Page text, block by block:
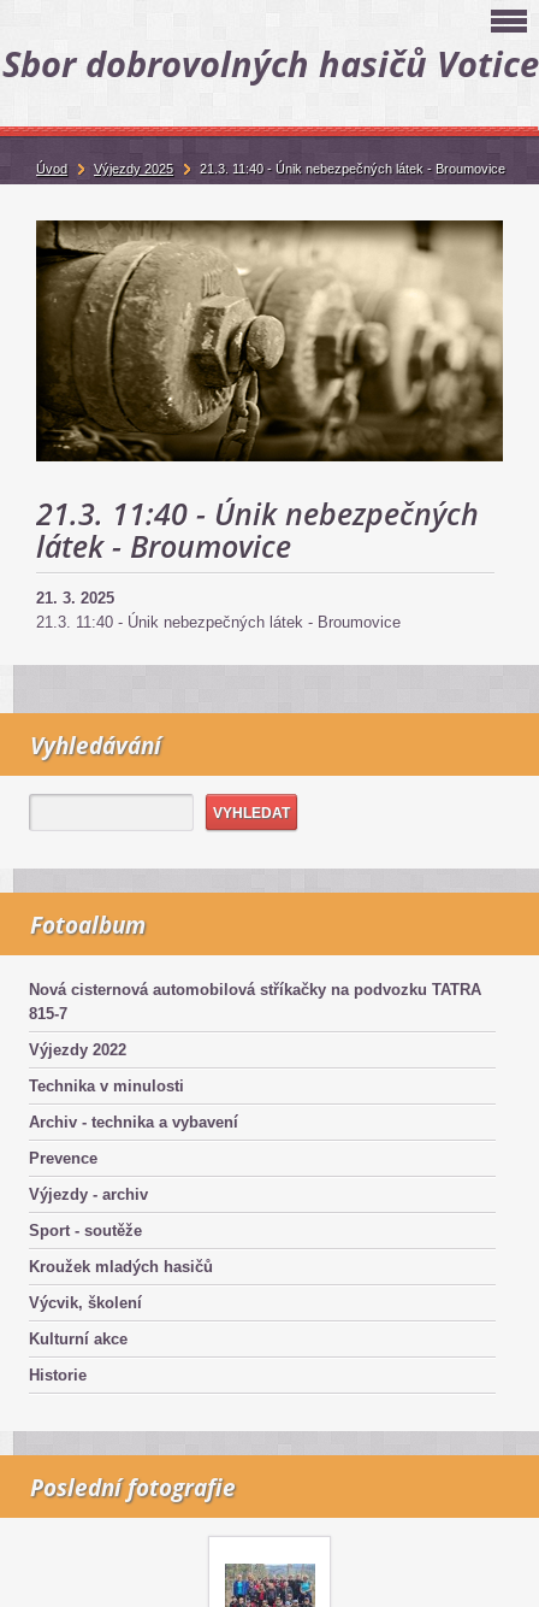
Sbor dobrovolných hasičů Votice
21.3. 11:40 - Únik nebezpečných
látek - Broumovice
21. 3. 2025
21.3. 11:40 - Únik nebezpečných látek - Broumovice
Vyhledávání
Fotoalbum
Nová cisternová automobilová stříkačky na podvozku TATRA
815-7
Výjezdy 2022
Technika v minulosti
Archiv - technika a vybavení
Prevence
Výjezdy - archiv
Sport - soutěže
Kroužek mladých hasičů
Výcvik, školení
Kulturní akce
Historie
Poslední fotografie
Úvod Výjezdy 2025 21.3. 11:40 - Únik nebezpečných látek - Broumovice